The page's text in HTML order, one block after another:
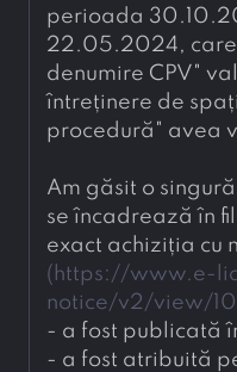
perioada
22.05.2024, care
denumire CPV"
întreținere de
procedură" avea
Am găsit o
se încadrează în
exact achiziția cu
( https://www.e-
notice/v2/view/
- a fost publicată
- a fost atribuită